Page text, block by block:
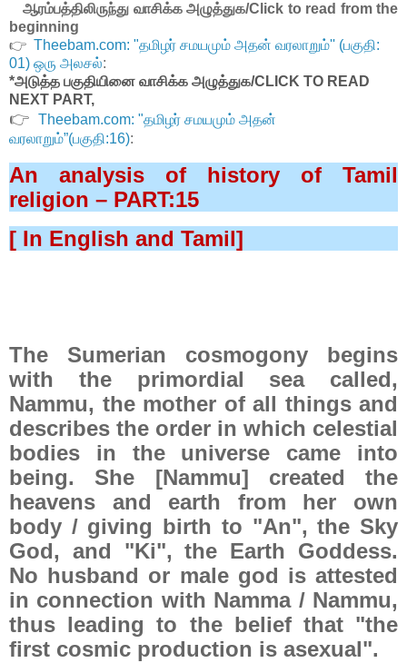
ஆரம்பத்திலிருந்து வாசிக்க அழுத்துக/Click to read from the
beginning
👉 Theebam.com: "தமிழர் சமயமும் அதன் வரலாறும்'' (பகுதி:
01) ஒரு அலசல்:
*அடுத்த பகுதியினை வாசிக்க அழுத்துக/CLICK TO READ
NEXT PART,
👉 Theebam.com: "தமிழர் சமயமும் அதன்
வரலாறும்”(பகுதி:16):
An analysis of history of Tamil
religion – PART:15
[ In English and Tamil]
The Sumerian cosmogony begins
with the primordial sea called,
Nammu, the mother of all things and
describes the order in which celestial
bodies in the universe came into
being. She [Nammu] created the
heavens and earth from her own
body / giving birth to "An", the Sky
God, and "Ki", the Earth Goddess.
No husband or male god is attested
in connection with Namma / Nammu,
thus leading to the belief that "the
first cosmic production is asexual".